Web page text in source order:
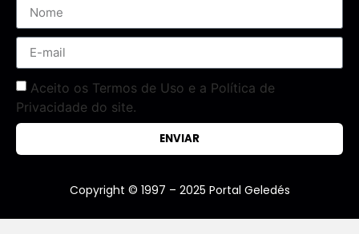
Aceito os Termos de Uso e a Política de
Privacidade do site.
ENVIAR
Copyright © 1997 – 2025 Portal Geledés